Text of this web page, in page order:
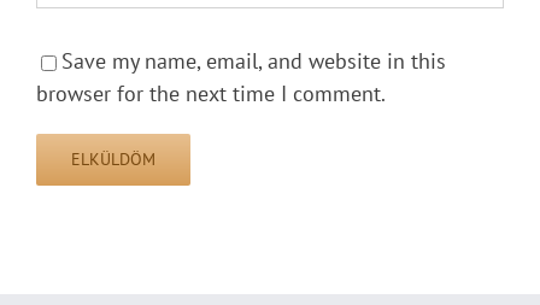
Save my name, email, and website in this
browser for the next time I comment.